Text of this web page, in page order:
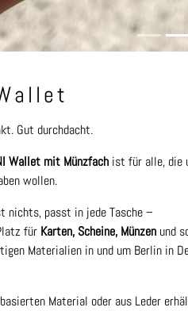
Gut durchdacht.
Wallet mit Münzfachist für alle, die
wollen.
nichts, passt in jede Tasche –
für Karten, Scheine, Münzenund
Materialien in und um Berlin in
Material oder aus Leder